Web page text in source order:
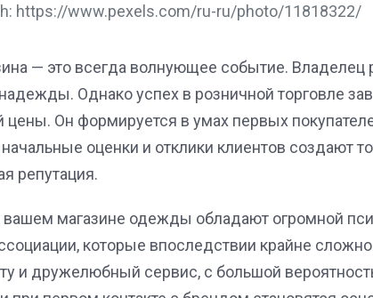
https://www.pexels.com/ru-ru/photo/11818322/
— это всегда волнующее событие. Владелец
Однако успех в розничной торговле
цены. Он формируется в умах первых
оценки и отклики клиентов создают
репутация.
магазине одежды обладают огромной
которые впоследствии крайне
и дружелюбный сервис, с большой